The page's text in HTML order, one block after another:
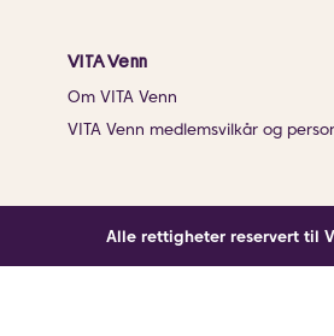
VITA Venn
Om VITA Venn
VITA Venn medlemsvilkår og
Alle rettigheter reservert til